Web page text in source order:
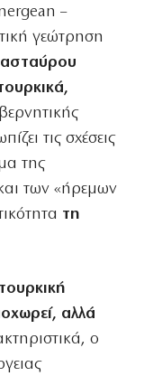
–
γεώτρηση
τις σχέσεις
της
των «ήρεμων
τη
αλλά
ο